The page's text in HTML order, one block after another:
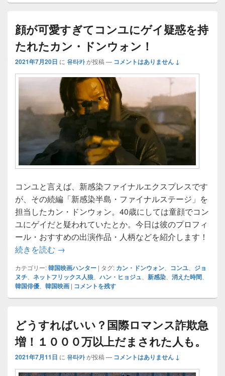
顔が可愛すぎてコンユにゲイ疑惑を持
たれたカン・ドンウォン！
2021年7月20日 に 유타카が投稿 — コメントはありません ↓
コンユと言えば、新感染ファイナルエクスプレスです
が、その続編「新感染半島・ファイナルステージ」を
担当したカン・ドンウォン。40歳にしては童顔でコン
ユにゲイだと疑われていたとか。今日は彼のプロフィ
ール・おすすめの出演作品・人柄などを紹介します！
続きを読む 顔が可愛すぎてコンユにゲイ疑惑を持たれた
→
カテゴリー:韓国映画ハンター | タグ: カン・ドンウォン コンユ
ジョ
ヌチ
ネットフリックス人狼 ハン・ヒョジュ 新感染 消えた時間
韓国俳優 韓国映画 | コメントを残す
どうすればいい？国際ロマンス詐欺急
増！１０００万以上だまされた人も。
2021年7月11日 に 유타카が投稿 — コメントはありません ↓